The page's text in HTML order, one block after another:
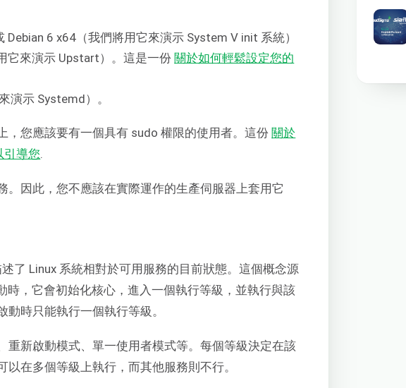
Debian 6 x64（我們將用它來演示 System V init 系統）
它來演示 Upstart）。這是一份 關於如何輕鬆設定您的
演示 Systemd）。
，您應該要有一個具有 sudo 權限的使用者。這份 關於
引導您.
。因此，您不應該在實際運作的生產伺服器上套用它
了 Linux 系統相對於可用服務的目前狀態。這個概念源
時，它會初始化核心，進入一個執行等級，並執行與該
時只能執行一個執行等級。
重新啟動模式、單一使用者模式等。每個等級決定在該
在多個等級上執行，而其他服務則不行。